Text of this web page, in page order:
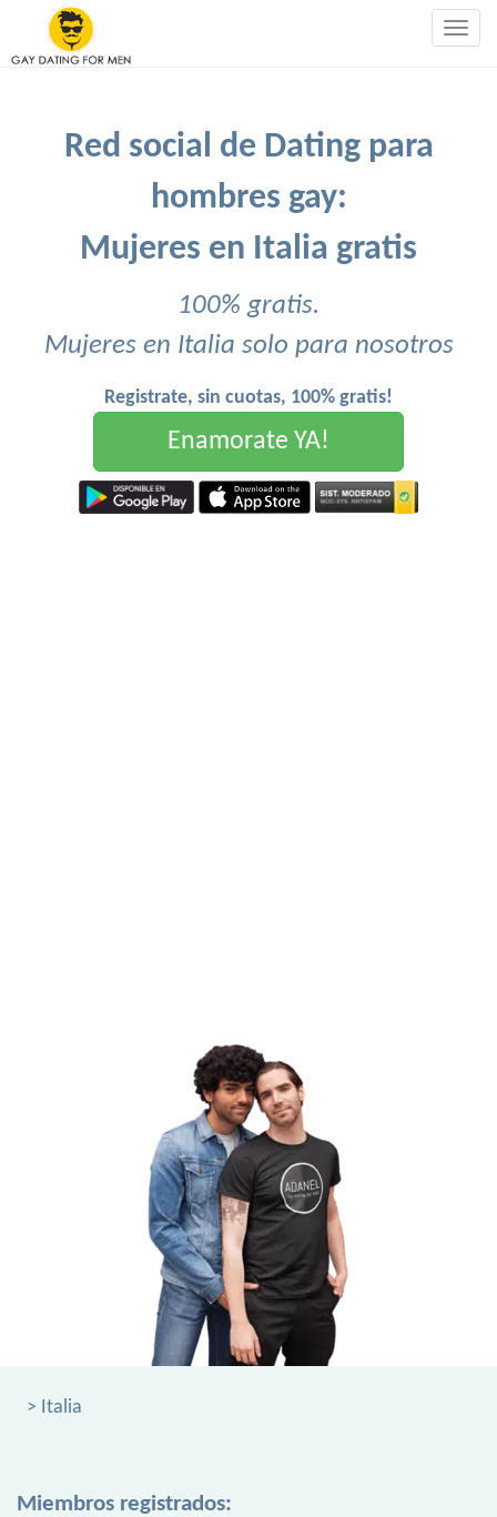
Red social de Dating para
hombres gay:
Mujeres en Italia gratis
100% gratis.
Mujeres en Italia solo para nosotros
Registrate, sin cuotas, 100% gratis!
Enamorate YA!
> Italia
Miembros registrados: